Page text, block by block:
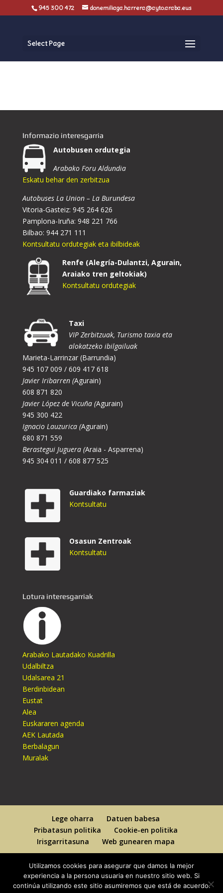
945 300 472 donemiliaga.harrera@ayto.araba.eus
Select Page
Informazio interesgarria
Autobusen ordutegia
Arabako Foru Aldundia
Eskatu behar den zerbitzua
Autobuses La Union – La Burundesa
Vitoria-Gasteiz: 945 264 626
Pamplona-Iruña: 948 221 766
Bilbao: 944 271 111
Kontsultatu ordutegiak eta ibilbideak
Renfe (Alegría-Dulantzi, Agurain,
Araiako tren geltokiak)
Kontsultatu ordutegiak
Taxi
VIP Zerbitzuak, Turismo taxia eta
alokatzeko ibilgailuak
Marieta-Larrinzar (Barrundia)
945 107 009 / 609 417 618
Javier Iribarren (Agurain)
608 871 820
Javier López de Vicuña (Agurain)
945 300 422
Ignacio Lauzurica (Agurain)
680 871 559
Berastegui Juguera (Araia - Asparrena)
945 304 011 / 608 877 525
Guardiako farmaziak
Kontsultatu
Osasun Zentroak
Kontsultatu
Lotura interesgarriak
Arabako Lautadako Kuadrilla
Udalbiltza
Udalsarea 21
Berdinbidean
Eustat
Alea
Euskararen agenda
AEK Lautada
Berbalagun
Muralak
Lege oharra
Datuen babesa
Pribatasun politika
Cookie-en politika
Irisgarritasuna
Web gunearen mapa
Designed ByElegant Themes| Powered By
Utilizamos cookies para asegurar que damos la mejor
experiencia a la persona usuaria en nuestro sitio web. Si
continúa utilizando este sitio asumiremos que está de acuerdo.